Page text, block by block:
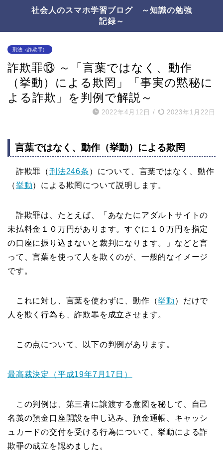
社会人のスマホ学習ブログ ～知識の勉強
記録～
刑法（詐欺罪）
詐欺罪⑬ ～「言葉ではなく、動作
（挙動）による欺罔」「事実の黙秘に
よる詐欺」を判例で解説～
2022年4月12日 / 2023年1月22日
言葉ではなく、動作（挙動）による欺罔
詐欺罪（刑法246条 ）について、言葉ではなく、動作
（挙動）による欺罔について説明します。
詐欺罪は、たとえば、「あなたにアダルトサイトの
未払料金１０万円があります。すぐに１０万円を指定
の口座に振り込まないと裁判になります。」などと言
って、言葉を使って人を欺くのが、一般的なイメージ
です。
これに対し、言葉を使わずに、動作（挙動 ）だけで
人を欺く行為も、詐欺罪を成立させます。
この点について、以下の判例があります。
最高裁決定（平成19年7月17日）
この判例は、第三者に譲渡する意図を秘して、自己
名義の預金口座開設を申し込み、預金通帳、キャッシ
ュカードの交付を受ける行為について、挙動による詐
欺罪の成立を認めました。